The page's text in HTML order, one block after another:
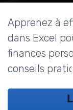
Apprenez à
dans Excel
finances
conseils